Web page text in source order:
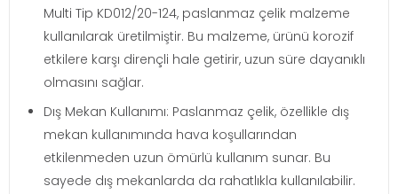
Multi Tip KD012/20-124, paslanmaz çelik malzeme
kullanılarak üretilmiştir. Bu malzeme, ürünü korozif
etkilere karşı dirençli hale getirir, uzun süre dayanıklı
olmasını sağlar.
Dış Mekan Kullanımı: Paslanmaz çelik, özellikle dış
mekan kullanımında hava koşullarından
etkilenmeden uzun ömürlü kullanım sunar. Bu
sayede dış mekanlarda da rahatlıkla kullanılabilir.